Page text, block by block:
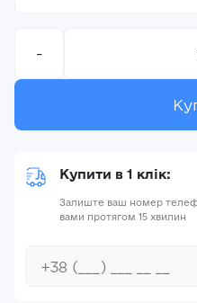
-
Купити в 1 клік:
Залиште ваш номер
вами протягом 15 хвилин